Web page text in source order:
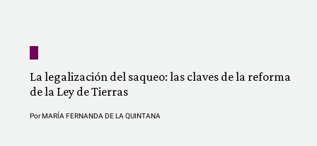
La legalización del saqueo: las claves de la reforma
de la Ley de Tierras
PorMARÍA FERNANDA DE LA QUINTANA